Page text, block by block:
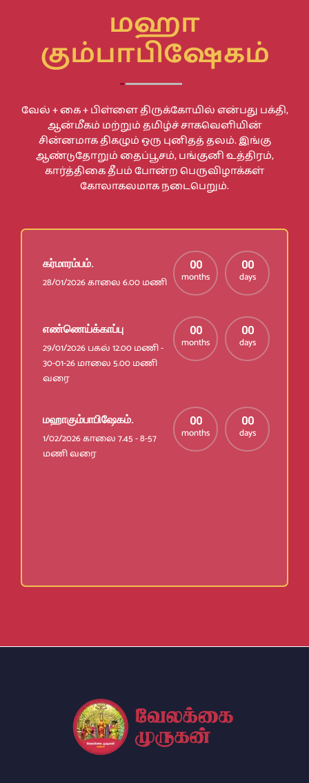
மஹா
கும்பாபிஷேகம்
வேல் + கை + பிள்ளை திருக்கோயில் என்பது பக்தி,
ஆன்மீகம் மற்றும் தமிழ்ச் சாகவெளியின்
சின்னமாக திகழும் ஒரு புனிதத் தலம். இங்கு
ஆண்டுதோறும் தைப்பூசம், பங்குனி உத்திரம்,
கார்த்திகை தீபம் போன்ற பெருவிழாக்கள்
கோலாகலமாக நடைபெறும்.
கர்மாரம்பம்.
28/01/2026 காலை 6.00 மணி
00
months
00
days
எண்ணெய்க்காப்பு
29/01/2026 பகல் 12.00 மணி -
30-01-26 மாலை 5.00 மணி
வரை
00
months
00
days
மஹாகும்பாபிஷேகம்.
1/02/2026 காலை 7.45 - 8-57
மணி வரை
00
months
00
days